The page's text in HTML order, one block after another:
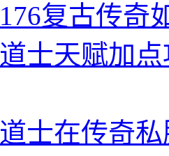
176复古传奇
道士天赋加
道士在传奇